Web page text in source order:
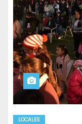
LOCALES